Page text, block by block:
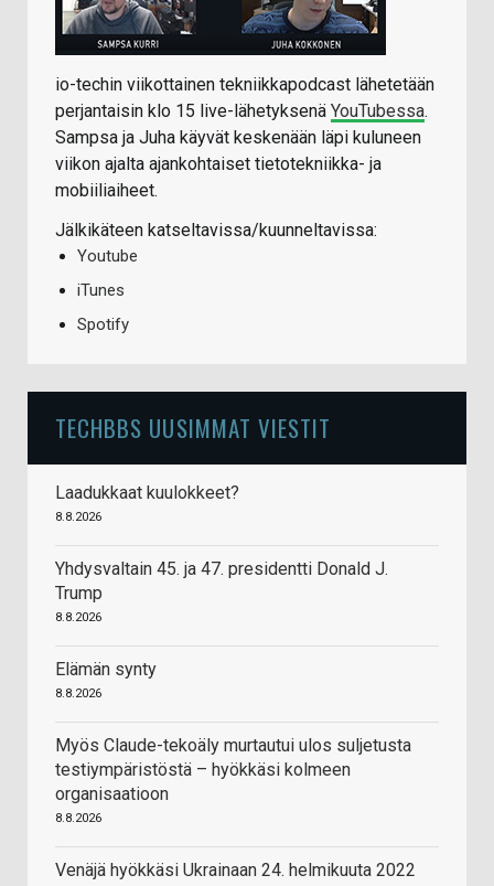
io-techin viikottainen tekniikkapodcast lähetetään
perjantaisin klo 15 live-lähetyksenä YouTubessa.
Sampsa ja Juha käyvät keskenään läpi kuluneen
viikon ajalta ajankohtaiset tietotekniikka- ja
mobiiliaiheet.
Jälkikäteen katseltavissa/kuunneltavissa:
Youtube
iTunes
Spotify
TECHBBS UUSIMMAT VIESTIT
Laadukkaat kuulokkeet?
8.8.2026
Yhdysvaltain 45. ja 47. presidentti Donald J.
Trump
8.8.2026
Elämän synty
8.8.2026
Myös Claude-tekoäly murtautui ulos suljetusta
testiympäristöstä – hyökkäsi kolmeen
organisaatioon
8.8.2026
Venäjä hyökkäsi Ukrainaan 24. helmikuuta 2022